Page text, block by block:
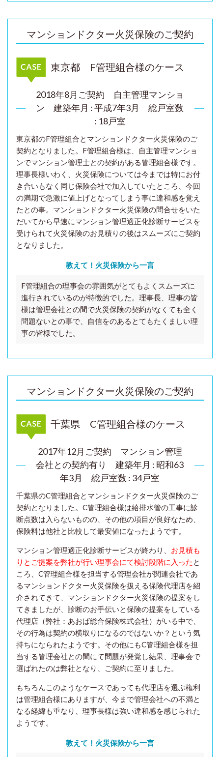
マンションドクター火災保険のご契約
東京都 F管理組合様のケース
2018年8月ご契約 自主管理マンショ
ン
建築年月 : 平成7年3月 総戸室数
: 18戸室
東京都のF管理組合とマンションドクター火災保険のご
契約となりました。F管理組合様は、自主管理マンショ
ンでマンション管理士との契約がある管理組合様です。
理事長様いわく、火災保険については今までは特にお付
き合いもなく同じ保険会社で加入していたところ、今回
の満期で急激に値上げとなってしまう事に違和感を覚え
たとの事。マンションドクター火災保険の問合せをいた
だいてから早速にマンション管理適正化診断サービスを
受けられて火災保険のお見積りの後はスムーズにご契約
となりました。
教えて！火災保険から一言
F管理組合の理事会の雰囲気がとてもよくスムーズに
進行されているのが特徴的でした。理事長、理事の皆
様は管理会社との間で火災保険の契約がなくても全く
問題ないとの事で、自信をのあるとてもたくましい理
事の皆様でした。
マンションドクター火災保険のご契約
千葉県 C管理組合様のケース
2017年12月ご契約 マンション管理
会社との契約有り
建築年月 : 昭和63
年3月 総戸室数 : 34戸室
千葉県のC管理組合とマンションドクター火災保険のご
契約となりました。C管理組合様は給排水管の工事に診
断点数は入らないものの、その他の項目が良好なため、
保険料は他社と比較して最安値になったようです。
マンション管理適正化診断サービスが終わり、 お見積も
りとご提案を弊社が行い理事会にて検討段階に入った と
ころ、C管理組合様を担当する管理会社が関連会社であ
るマンションドクター火災保険を扱える保険代理店を紹
介されてきて、マンションドクター火災保険の提案をし
てきましたが、診断のお手伝いと保険の提案をしている
代理店（弊社：あおば総合保険株式会社）がいる中で、
その行為は契約の横取りになるのではないか？という気
持ちになられたようです。その他にもC管理組合様を担
当する管理会社との間にて問題が発覚し結果、理事会で
選ばれたのは弊社となり、ご契約に至りました。
もちろんこのようなケースであっても代理店を選ぶ権利
は管理組合様にありますが、今まで管理会社への不満と
なる経緯も重なり、理事長様は強い違和感を感じられた
ようです。
教えて！火災保険から一言